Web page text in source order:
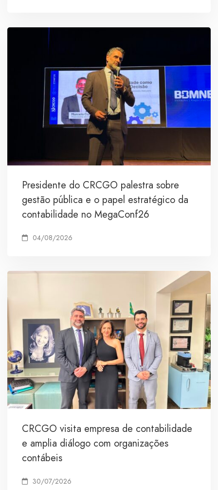
Presidente do CRCGO palestra sobre
gestão pública e o papel estratégico da
contabilidade no MegaConf26
04/08/2026
CRCGO visita empresa de contabilidade
e amplia diálogo com organizações
contábeis
30/07/2026